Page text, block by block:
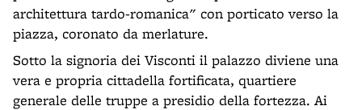
architettura tardo-romanica" con porticato verso la
piazza, coronato da merlature.
Sotto la signoria dei Visconti il palazzo diviene una
vera e propria cittadella fortificata, quartiere
generale delle truppe a presidio della fortezza. Ai